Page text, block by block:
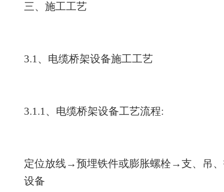
三、施工工艺
3.1、电缆桥架设备施工工艺
3.1.1、电缆桥架设备工艺流程:
定位放线→预埋铁件或膨胀螺栓→支、吊
设备